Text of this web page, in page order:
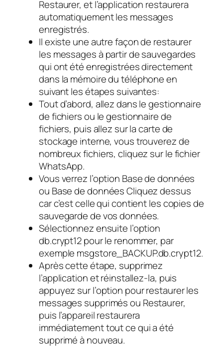
Restaurer, et l’application restaurera
automatiquement les messages
enregistrés.
Il existe une autre façon de restaurer
les messages à partir de sauvegardes
qui ont été enregistrées directement
dans la mémoire du téléphone en
suivant les étapes suivantes:
Tout d’abord, allez dans le gestionnaire
de fichiers ou le gestionnaire de
fichiers, puis allez sur la carte de
stockage interne, vous trouverez de
nombreux fichiers, cliquez sur le fichier
WhatsApp.
Vous verrez l’option Base de données
ou Base de données Cliquez dessus
car c’est celle qui contient les copies de
sauvegarde de vos données.
Sélectionnez ensuite l’option
db.crypt12 pour le renommer, par
exemple msgstore_BACKUP.db.crypt12.
Après cette étape, supprimez
l’application et réinstallez-la, puis
appuyez sur l’option pour restaurer les
messages supprimés ou Restaurer,
puis l’appareil restaurera
immédiatement tout ce qui a été
supprimé à nouveau.